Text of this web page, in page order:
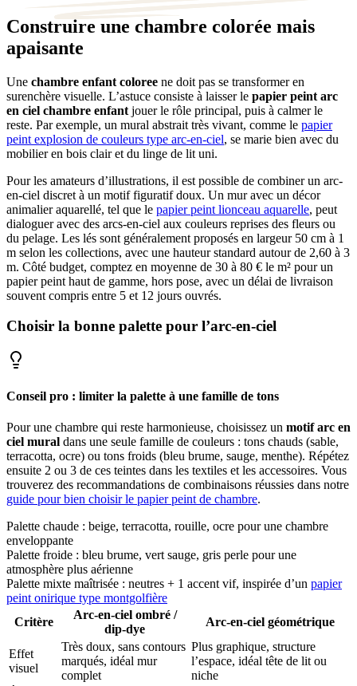
Construire une chambre colorée mais
apaisante
Une chambre enfant coloree ne doit pas se transformer en
surenchère visuelle. L’astuce consiste à laisser le papier peint arc
en ciel chambre enfant jouer le rôle principal, puis à calmer le
reste. Par exemple, un mural abstrait très vivant, comme le papier
peint explosion de couleurs type arc-en-ciel, se marie bien avec du
mobilier en bois clair et du linge de lit uni.
Pour les amateurs d’illustrations, il est possible de combiner un arc-
en-ciel discret à un motif figuratif doux. Un mur avec un décor
animalier aquarellé, tel que le papier peint lionceau aquarelle, peut
dialoguer avec des arcs-en-ciel aux couleurs reprises des fleurs ou
du pelage. Les lés sont généralement proposés en largeur 50 cm à 1
m selon les collections, avec une hauteur standard autour de 2,60 à 3
m. Côté budget, comptez en moyenne de 30 à 80 € le m² pour un
papier peint haut de gamme, hors pose, avec un délai de livraison
souvent compris entre 5 et 12 jours ouvrés.
Choisir la bonne palette pour l’arc-en-ciel
Conseil pro : limiter la palette à une famille de tons
Pour une chambre qui reste harmonieuse, choisissez un motif arc en
ciel mural dans une seule famille de couleurs : tons chauds (sable,
terracotta, ocre) ou tons froids (bleu brume, sauge, menthe). Répétez
ensuite 2 ou 3 de ces teintes dans les textiles et les accessoires. Vous
trouverez des recommandations de combinaisons réussies dans notre
guide pour bien choisir le papier peint de chambre.
Palette chaude : beige, terracotta, rouille, ocre pour une chambre
enveloppante
Palette froide : bleu brume, vert sauge, gris perle pour une
atmosphère plus aérienne
Palette mixte maîtrisée : neutres + 1 accent vif, inspirée d’un papier
peint onirique type montgolfière
Critère
Arc-en-ciel ombré /
dip-dye
Arc-en-ciel géométrique
Effet
visuel
Très doux, sans contours
marqués, idéal mur
complet
Plus graphique, structure
l’espace, idéal tête de lit ou
niche